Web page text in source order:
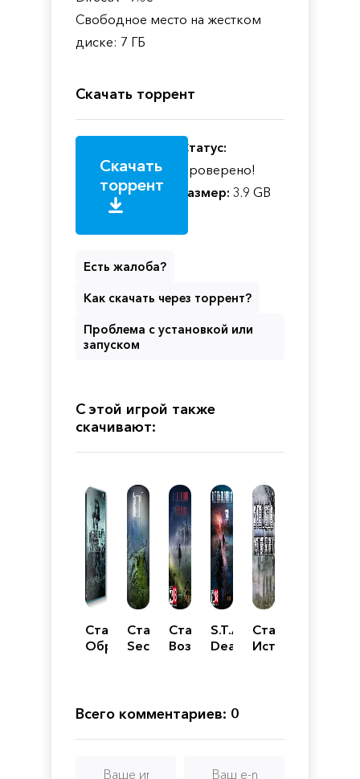
Свободное место на жестком
диске: 7 ГБ
Скачать торрент
Скачать
торрент
Статус:
Проверено!
Размер: 3.9 GB
Есть жалоба?
Как скачать через торрент?
Проблема с установкой или
запуском
С этой игрой также
скачивают:
Сталкер
Обречённый
Сталкер
Sector
Сталкер
Возвращение
S.T.A.L.K.E.R.:
Dead
Сталкер
История
Всего комментариев: 0